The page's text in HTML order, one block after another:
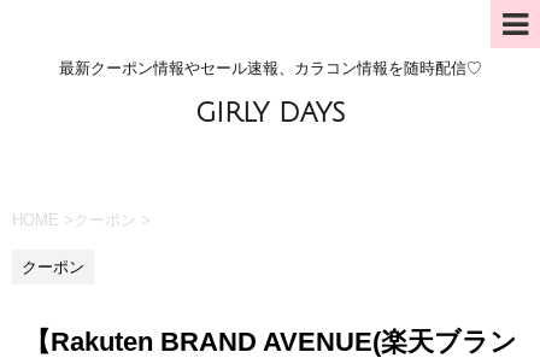
最新クーポン情報やセール速報、カラコン情報を随時配信♡
GIRLY DAYS
HOME > クーポン >
クーポン
【Rakuten BRAND AVENUE(楽天ブラン